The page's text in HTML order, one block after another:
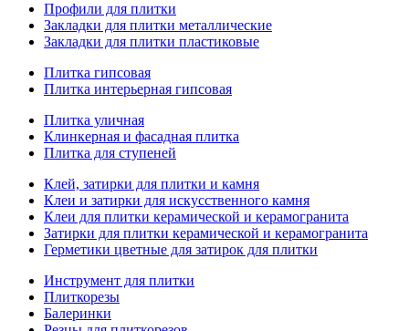
Профили для плитки
Закладки для плитки металлические
Закладки для плитки пластиковые
Плитка гипсовая
Плитка интерьерная гипсовая
Плитка уличная
Клинкерная и фасадная плитка
Плитка для ступеней
Клей, затирки для плитки и камня
Клеи и затирки для искусственного камня
Клеи для плитки керамической и керамогранита
Затирки для плитки керамической и керамогранита
Герметики цветные для затирок для плитки
Инструмент для плитки
Плиткорезы
Балеринки